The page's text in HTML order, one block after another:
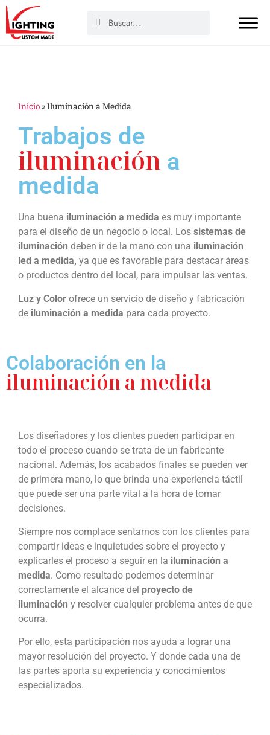
Inicio »Iluminación a Medida
Trabajos de
iluminación a
medida
Una buena iluminación a medida es muy importante
para el diseño de un negocio o local. Los sistemas de
iluminación deben ir de la mano con una iluminación
led a medida, ya que es favorable para destacar áreas
o productos dentro del local, para impulsar las ventas.
Luz y Color ofrece un servicio de diseño y fabricación
de iluminación a medida para cada proyecto.
Colaboración en la
iluminación a medida
Los diseñadores y los clientes pueden participar en
todo el proceso cuando se trata de un fabricante
nacional. Además, los acabados finales se pueden ver
de primera mano, lo que brinda una experiencia táctil
que puede ser una parte vital a la hora de tomar
decisiones.
Siempre nos complace sentarnos con los clientes para
compartir ideas e inquietudes sobre el proyecto y
explicarles el proceso a seguir en la iluminación a
medida. Como resultado podemos determinar
correctamente el alcance del proyecto de
iluminación y resolver cualquier problema antes de que
ocurra.
Por ello, esta participación nos ayuda a lograr una
mayor resolución del proyecto. Y donde cada una de
las partes aporta su experiencia y conocimientos
especializados.